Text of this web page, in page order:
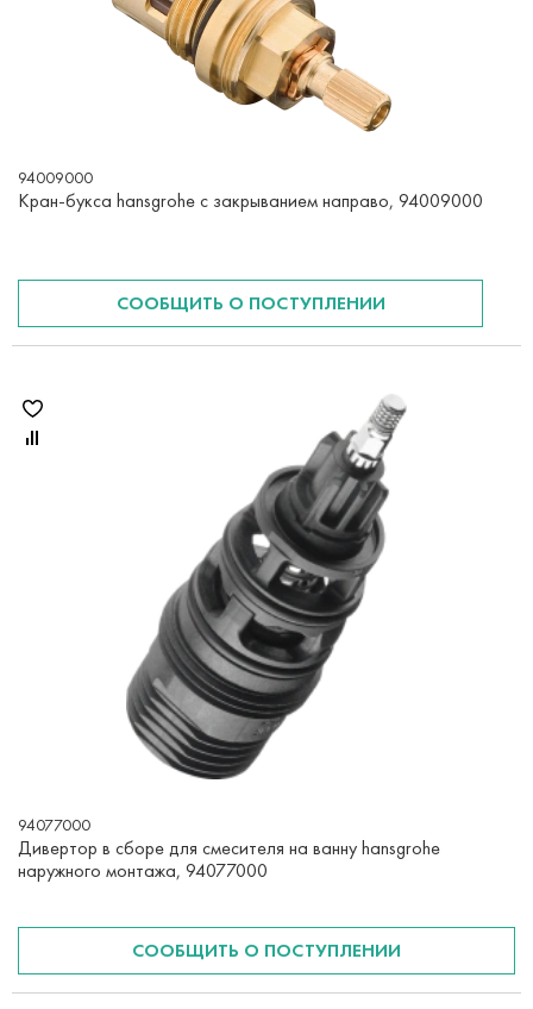
94009000
Кран-букса hansgrohe с закрыванием направо, 94009000
СООБЩИТЬ О ПОСТУПЛЕНИИ
94077000
Дивертор в сборе для смесителя на ванну hansgrohe
наружного монтажа, 94077000
СООБЩИТЬ О ПОСТУПЛЕНИИ